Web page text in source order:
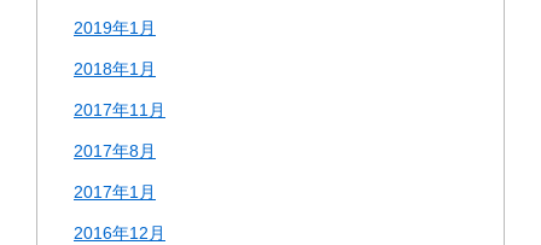
2019年1月
2018年1月
2017年11月
2017年8月
2017年1月
2016年12月